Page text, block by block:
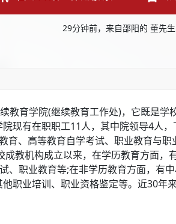
科
_本科
29分钟前，来自邵阳的 董先
15分钟前，来自邵阳的 冯女士
大专_本科
8分钟前，来自娄底的 吴同学
5分钟前，来自益阳的 刘同学
9分钟前，来自株洲的 谢同学
9分钟前，来自怀化的 喻女士
育学院(继续教育工作处)，它既是学
现有在职职工11人，其中院领导4人，
育、高等教育自学考试、职业教育与职
教机构成立以来，在学历教育方面，
、职业教育等;在非学历教育方面，有
职业培训、职业资格鉴定等。近30年